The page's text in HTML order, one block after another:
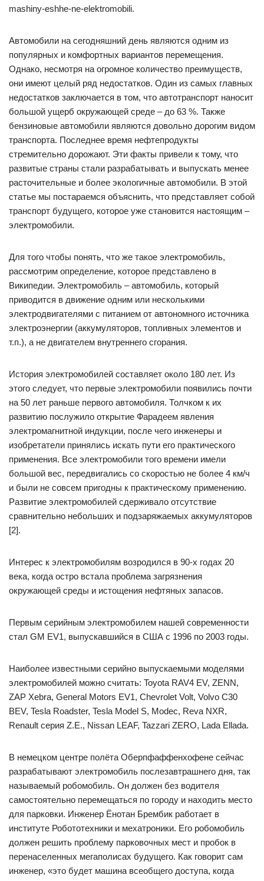
mashiny-eshhe-ne-elektromobili.
Автомобили на сегодняшний день являются одним из
популярных и комфортных вариантов перемещения.
Однако, несмотря на огромное количество преимуществ,
они имеют целый ряд недостатков. Один из самых главных
недостатков заключается в том, что автотранспорт наносит
большой ущерб окружающей среде – до 63 %. Также
бензиновые автомобили являются довольно дорогим видом
транспорта. Последнее время нефтепродукты
стремительно дорожают. Эти факты привели к тому, что
развитые страны стали разрабатывать и выпускать менее
расточительные и более экологичные автомобили. В этой
статье мы постараемся объяснить, что представляет собой
транспорт будущего, которое уже становится настоящим –
электромобили.
Для того чтобы понять, что же такое электромобиль,
рассмотрим определение, которое представлено в
Википедии. Электромобиль – автомобиль, который
приводится в движение одним или несколькими
электродвигателями с питанием от автономного источника
электроэнергии (аккумуляторов, топливных элементов и
т.п.), а не двигателем внутреннего сгорания.
История электромобилей составляет около 180 лет. Из
этого следует, что первые электромобили появились почти
на 50 лет раньше первого автомобиля. Толчком к их
развитию послужило открытие Фарадеем явления
электромагнитной индукции, после чего инженеры и
изобретатели принялись искать пути его практического
применения. Все электромобили того времени имели
большой вес, передвигались со скоростью не более 4 км/ч
и были не совсем пригодны к практическому применению.
Развитие электромобилей сдерживало отсутствие
сравнительно небольших и подзаряжаемых аккумуляторов
[2].
Интерес к электромобилям возродился в 90-х годах 20
века, когда остро встала проблема загрязнения
окружающей среды и истощения нефтяных запасов.
Первым серийным электромобилем нашей современности
стал GM EV1, выпускавшийся в США с 1996 по 2003 годы.
Наиболее известными серийно выпускаемыми моделями
электромобилей можно считать: Toyota RAV4 EV, ZENN,
ZAP Xebra, General Motors EV1, Chevrolet Volt, Volvo C30
BEV, Tesla Roadster, Tesla Model S, Modec, Reva NXR,
Renault серия Z.E., Nissan LEAF, Tazzari ZERO, Lada Ellada.
В немецком центре полёта Оберпфаффенхофене сейчас
разрабатывают электромобиль послезавтрашнего дня, так
называемый робомобиль. Он должен без водителя
самостоятельно перемещаться по городу и находить место
для парковки. Инженер Ёнотан Брембик работает в
институте Робототехники и мехатроники. Его робомобиль
должен решить проблему парковочных мест и пробок в
перенаселенных мегаполисах будущего. Как говорит сам
инженер, «это будет машина всеобщего доступа, когда